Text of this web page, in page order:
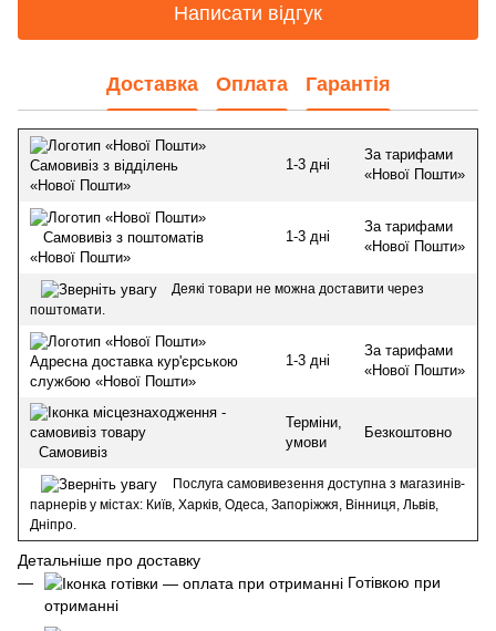
Написати відгук
Доставка Оплата Гарантія
Самовивіз з відділень
«Нової Пошти»
1-3 дні
За тарифами
«Нової Пошти»
Самовивіз з поштоматів
«Нової Пошти»
1-3 дні
За тарифами
«Нової Пошти»
Деякі товари не можна доставити через
поштомати.
Адресна доставка кур'єрською
службою «Нової Пошти»
1-3 дні
За тарифами
«Нової Пошти»
Самовивіз
Терміни,
умови
Безкоштовно
Послуга самовивезення доступна з магазинів-
парнерів у містах: Київ, Харків, Одеса, Запоріжжя, Вінниця, Львів,
Дніпро.
Детальніше про доставку
Готівкою при
отриманні